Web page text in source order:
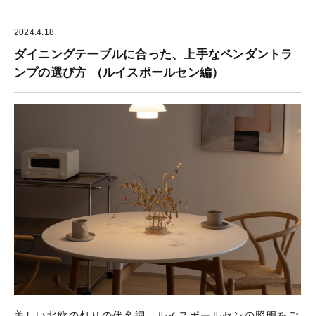
2024.4.18
ダイニングテーブルに合った、上手なペンダントラ
ンプの選び方 （ルイスポールセン編）